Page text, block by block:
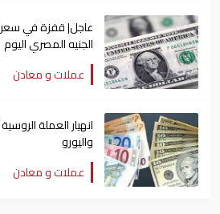
عاجل| قفزة في سعر
الجنيه المصري اليوم
عملات و معادن
انهيار العملة
واليورو
عملات و معادن